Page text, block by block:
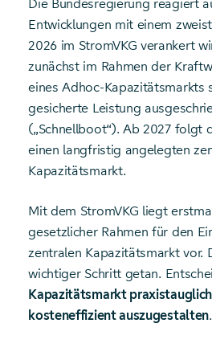
Die Bundesregierung reagiert
Entwicklungen mit einem
2026 im StromVKG verankert
zunächst im Rahmen der
eines Adhoc‑Kapazitätsmarkts
gesicherte Leistung
(„Schnellboot“). Ab 2027 folgt
einen langfristig angelegten
Kapazitätsmarkt.
Mit dem StromVKG liegt
gesetzlicher Rahmen für den
zentralen Kapazitätsmarkt vor.
wichtiger Schritt getan.
Kapazitätsmarkt
kosteneffizient auszugestalten.